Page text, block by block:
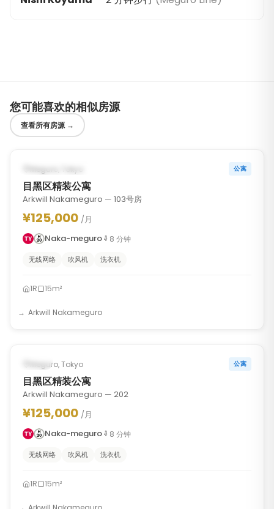
您可能喜欢的相似房源
查看所有房源 →
预计OCT 31, 2026起可入住
Meguro, Tokyo 公寓
目黑区精装公寓
Arkwill Nakameguro — 103号房
¥125,000 /月
Naka-meguro
8 分钟
无线网络 吹风机 洗衣机
1R 15m²
Arkwill Nakameguro
已入住Meguro, Tokyo 公寓
目黑区精装公寓
Arkwill Nakameguro — 202
¥125,000 /月
Naka-meguro
8 分钟
无线网络 吹风机 洗衣机
1R 15m²